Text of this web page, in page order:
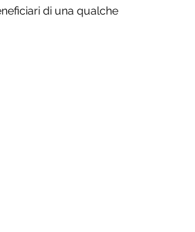
di una qualche